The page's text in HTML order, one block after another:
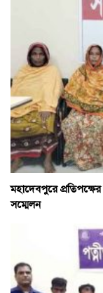
মহাদেবপুরে
সম্মেলন